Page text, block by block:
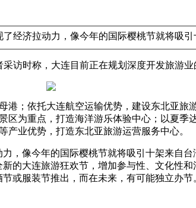
经济拉动力，像今年的国际樱桃节就将吸
访时称，大连目前正在规划深度开发旅游
依托大连航空运输优势，建设东北亚旅
区为重点，打造海洋游乐体验中心；以夏季
业优势，打造东北亚旅游运营服务中心。
像今年的国际樱桃节就将吸引十架来自
的大连旅游狂欢节，增加参与性、文化性
或服装节推出，而在未来，有可能独立办节